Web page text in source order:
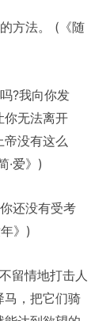
方法。 (《随
?我向你发
你无法离开
没有这么
·爱》)
还没有受考
》)
留情地打击人
马，把它们骑